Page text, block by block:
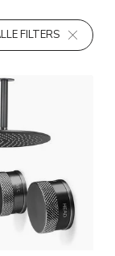
FILTERS